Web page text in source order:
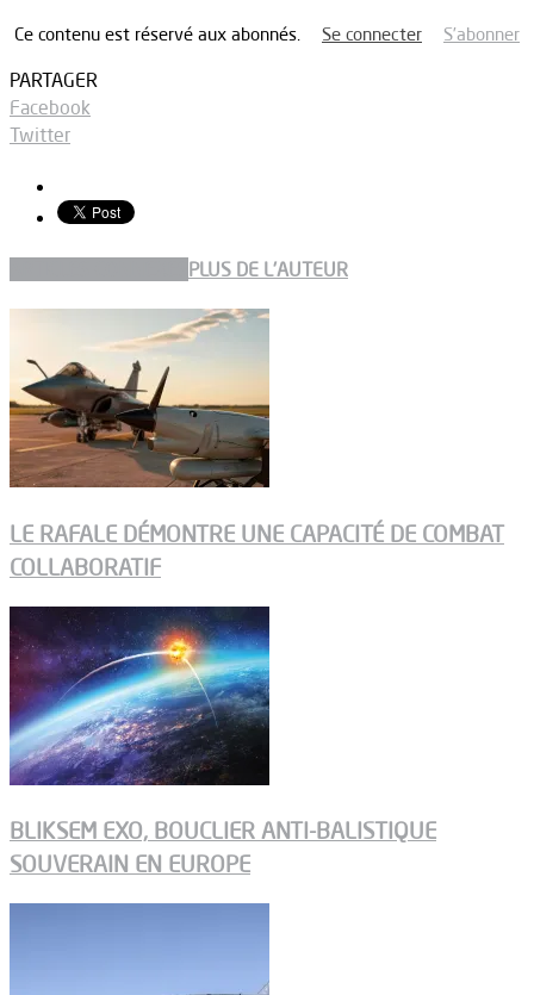
Ce contenu est réservé aux abonnés. Se connecter S’abonner
PARTAGER
Facebook
Twitter
PLUS DE L'AUTEUR
LE RAFALE DÉMONTRE UNE CAPACITÉ DE COMBAT
COLLABORATIF
BLIKSEM EXO, BOUCLIER ANTI-BALISTIQUE
SOUVERAIN EN EUROPE